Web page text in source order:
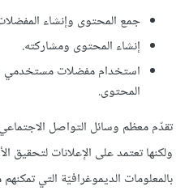
جمع المحتوى وإنشاء
إنشاء المحتوى ومشاركته.
استخدام مفضلات مستخدمي
المحتوى.
تقدّم معظم وسائل التواصل
ولكنها تعتمد على الإعلانات لتحقيق
بالمعلومات الديموغرافيّة التي